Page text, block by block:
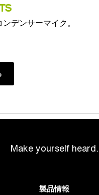
デンサーマイク。
Make yourself heard.
製品情報